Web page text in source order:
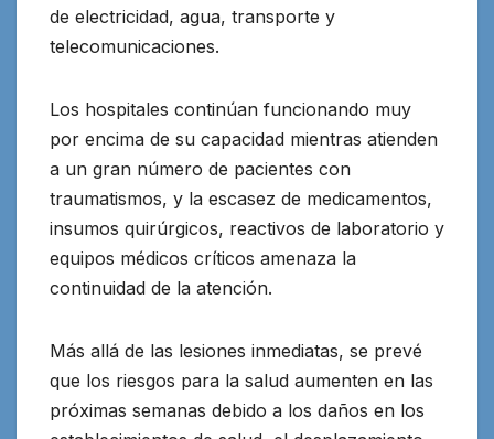
de electricidad, agua, transporte y
telecomunicaciones.
Los hospitales continúan funcionando muy
por encima de su capacidad mientras atienden
a un gran número de pacientes con
traumatismos, y la escasez de medicamentos,
insumos quirúrgicos, reactivos de laboratorio y
equipos médicos críticos amenaza la
continuidad de la atención.
Más allá de las lesiones inmediatas, se prevé
que los riesgos para la salud aumenten en las
próximas semanas debido a los daños en los